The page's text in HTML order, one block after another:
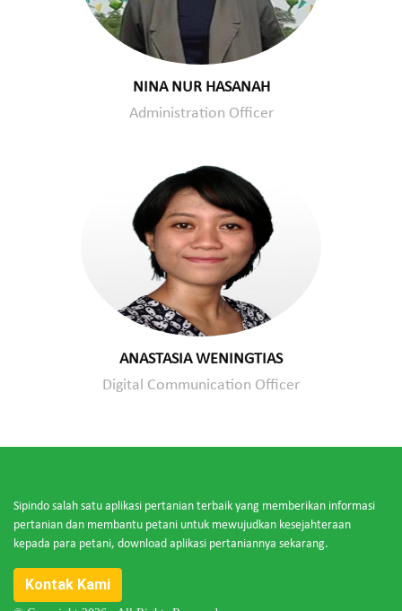
NINA NUR HASANAH
Administration Officer
ANASTASIA WENINGTIAS
Digital Communication Officer
Sipindo salah satu aplikasi pertanian terbaik yang memberikan informasi
pertanian dan membantu petani untuk mewujudkan kesejahteraan
kepada para petani, download aplikasi pertaniannya sekarang.
Kontak Kami